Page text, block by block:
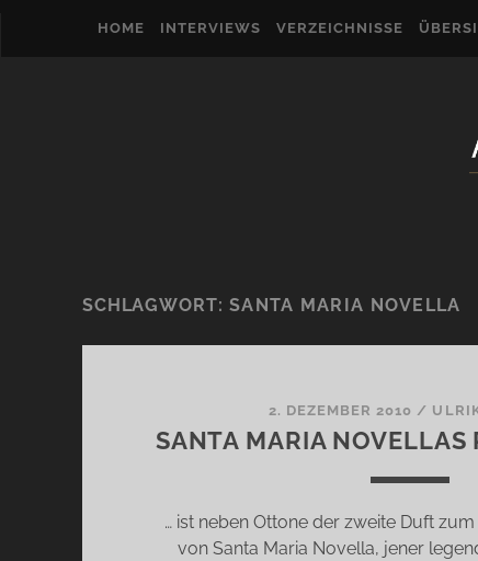
HOME INTERVIEWS VERZEICHNISSE
SCHLAGWORT:SANTA MARIA NOVELLA
2. DEZEMBER 2010 /
SANTA MARIA NOVELLAS
… ist neben Ottone der zweite Duft
von Santa Maria Novella, jener